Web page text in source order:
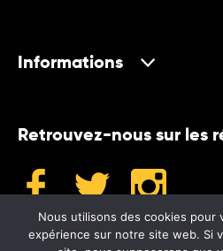
Informations
Retrouvez-nous sur les
Nous utilisons des cookies pour
expérience sur notre site web. Si